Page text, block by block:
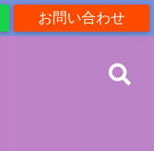
お問い合わせ